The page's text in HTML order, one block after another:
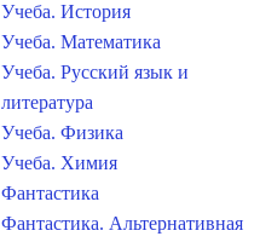
Учеба. История
Учеба. Математика
Учеба. Русский язык и
литература
Учеба. Физика
Учеба. Химия
Фантастика
Фантастика. Альтернативная